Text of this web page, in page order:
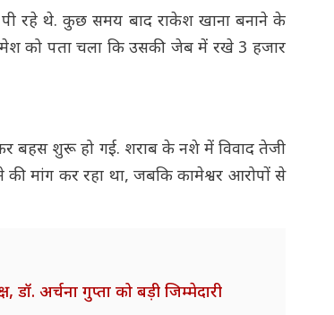
रहे थे. कुछ समय बाद राकेश खाना बनाने के
को पता चला कि उसकी जेब में रखे 3 हजार
बहस शुरू हो गई. शराब के नशे में विवाद तेजी
मांग कर रहा था, जबकि कामेश्वर आरोपों से
अर्चना गुप्ता को बड़ी जिम्मेदारी